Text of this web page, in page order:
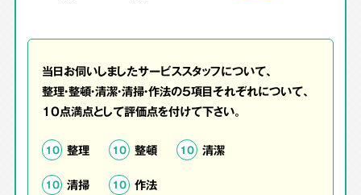
当日お伺いしましたサービススタッフについて、
整理・整頓・清潔・清掃・作法の5項目それぞれについて、
10点満点として評価点を付けて下さい。
10 整理 10 整頓 10 清潔
10 清掃 10 作法